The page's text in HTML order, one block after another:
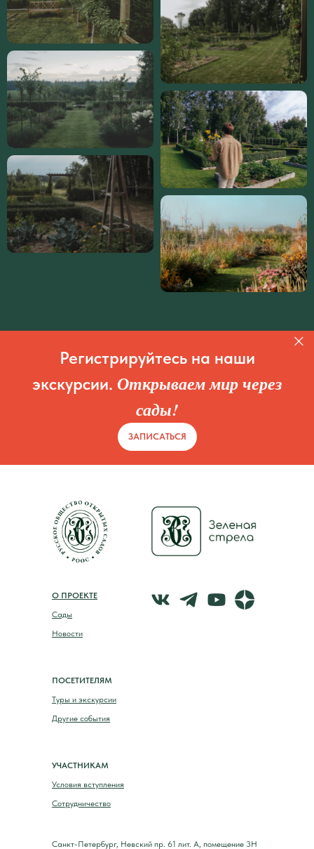
Регистрируйтесь на наши
экскурсии. Открываем мир через
сады!
ЗАПИСАТЬСЯ
О ПРОЕКТЕ
Сады
Новости
ПОСЕТИТЕЛЯМ
Туры и экскурсии
Другие события
УЧАСТНИКАМ
Условия вступления
Сотрудничество
Санкт-Петербург, Невский пр. 61 лит. А, помещение 3Н